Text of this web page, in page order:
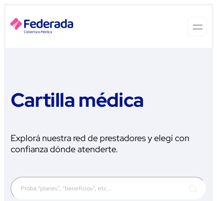
Cartilla médica
Explorá nuestra red de prestadores y elegí con
confianza dónde atenderte.